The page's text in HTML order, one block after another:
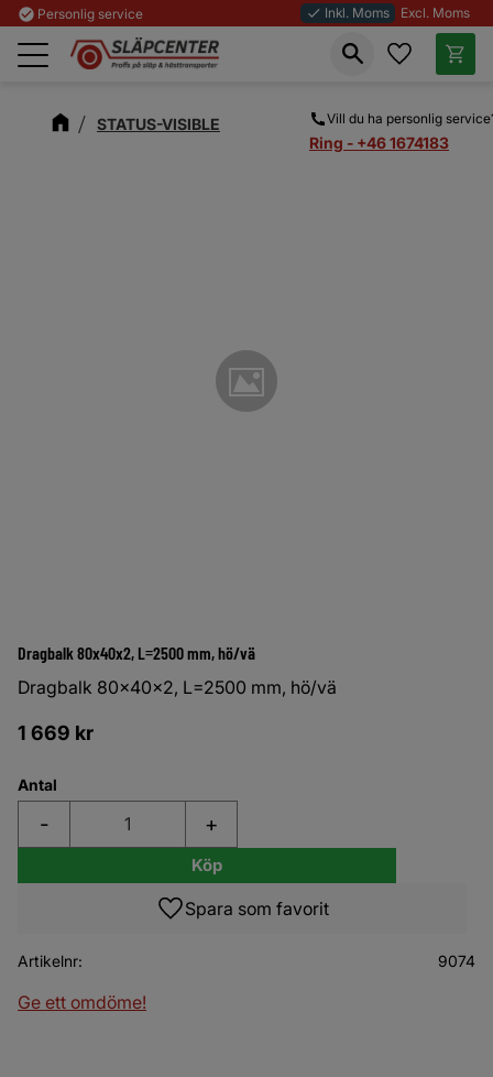
Meny
check_circle Personlig service done Inkl. Moms Excl. Moms
Vill du ha personlig
Ring - +46 1674183
Favoriter
STATUS-VISIBLE
Dragbalk 80x40x2, L=2500 mm, hö/vä
Dragbalk 80x40x2, L=2500 mm, hö/vä
1 669 kr
Antal
+
-
Köp
Lägg till i favoriter
Artikelnr 9074
Ge ett omdöme!